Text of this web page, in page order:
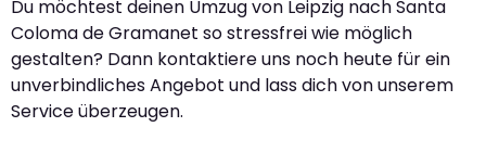
Du möchtest deinen Umzug von Leipzig nach Santa
Coloma de Gramanet so stressfrei wie möglich
gestalten? Dann kontaktiere uns noch heute für ein
unverbindliches Angebot und lass dich von unserem
Service überzeugen.